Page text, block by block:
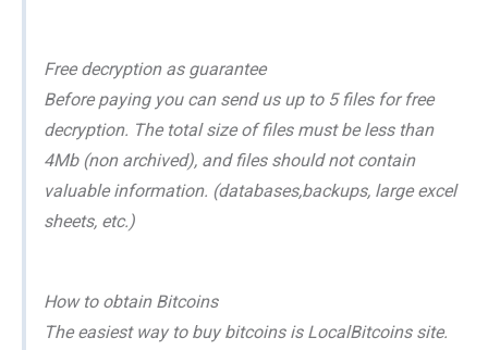
Free decryption as guarantee
Before paying you can send us up to 5 files for free
decryption. The total size of files must be less than
4Mb (non archived), and files should not contain
valuable information. (databases,backups, large excel
sheets, etc.)
How to obtain Bitcoins
The easiest way to buy bitcoins is LocalBitcoins site.